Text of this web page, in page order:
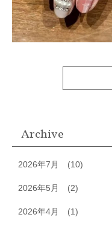
Archive
2026年7月 (10)
2026年5月 (2)
2026年4月 (1)